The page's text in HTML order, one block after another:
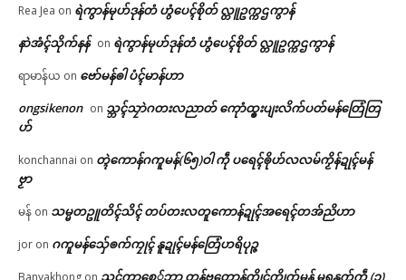
Rea Jea on ရဲကွာန်မုဟ်ဒုန်တံ ဟွံပေၚ်စိုတ် လ္တူဥက္ကဌကွာန်
နာဲအံၚ်သိုက်နန် on ရဲကွာန်မုဟ်ဒုန်တံ ဟွံပေၚ်စိုတ် လ္တူဥက္ကဌကွာန်
ရာမာန်ယ on ဗော်မန်ၜါ ပံၚ်မာန်ဟာ
ongsikenon on သ္ဘၚ်သၠာဲဂတးလညာတ် ကေုာံထ္ၜးပျးလိက်ပတ်မန်တြေံတြ
ဟ်
konchannai on တ္ၚဲကောန်ဂကူမန်(၆၅)ဝါ ကဵု ပရေၚ်ၜိုဟ်လလမ်ကၟိန်ဍုၚ်မန်
ဗၟာ
မန် on သမ္မတဥူတိၚ်သိၚ် တပ်တးလတူကောန်ဍုၚ်အရေၚ်တအ်ညိဟာ
jor on ဂကူမန်​သှ်ေၜက်ကၠုၚ် နူဍုၚ်မန်တြေံဟရိပုဉ္ဇ
Banyakhong on သ္ဘၚ်ကၞာစှေ်ဘာ တန်ဗတောန်ကွိုၚ်ကွိုက်မန် မရနုက်ကဵု (၃)